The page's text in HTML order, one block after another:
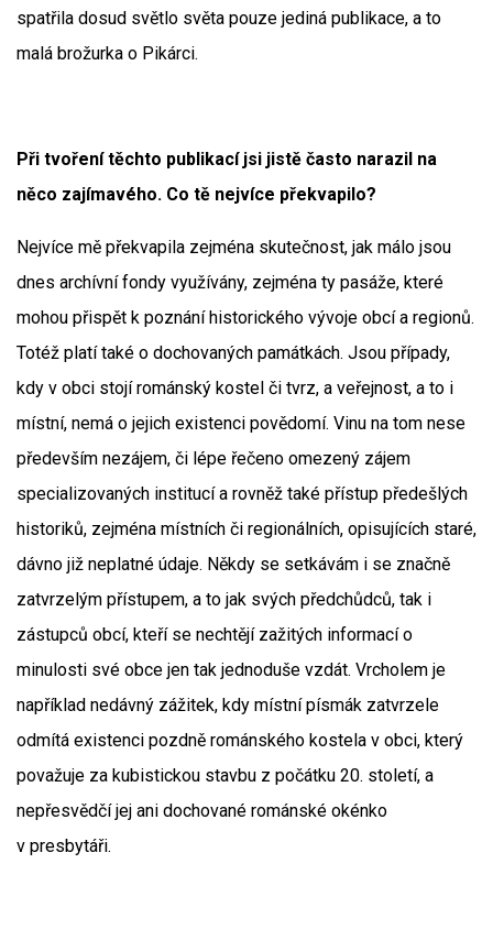
spatřila dosud světlo světa pouze jediná publikace, a to
malá brožurka o Pikárci.
Při tvoření těchto publikací jsi jistě často narazil na
něco zajímavého. Co tě nejvíce překvapilo?
Nejvíce mě překvapila zejména skutečnost, jak málo jsou
dnes archívní fondy využívány, zejména ty pasáže, které
mohou přispět k poznání historického vývoje obcí a regionů.
Totéž platí také o dochovaných památkách. Jsou případy,
kdy v obci stojí románský kostel či tvrz, a veřejnost, a to i
místní, nemá o jejich existenci povědomí. Vinu na tom nese
především nezájem, či lépe řečeno omezený zájem
specializovaných institucí a rovněž také přístup předešlých
historiků, zejména místních či regionálních, opisujících staré,
dávno již neplatné údaje. Někdy se setkávám i se značně
zatvrzelým přístupem, a to jak svých předchůdců, tak i
zástupců obcí, kteří se nechtějí zažitých informací o
minulosti své obce jen tak jednoduše vzdát. Vrcholem je
například nedávný zážitek, kdy místní písmák zatvrzele
odmítá existenci pozdně románského kostela v obci, který
považuje za kubistickou stavbu z počátku 20. století, a
nepřesvědčí jej ani dochované románské okénko
v presbytáři.